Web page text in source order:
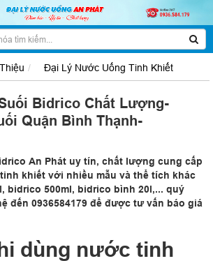
Đại Lý Nước Uống Tinh Khiết
Bidrico Chất Lượng-
Quận Bình Thạnh-
An Phát uy tín, chất lượng cung cấp
khiết với nhiều mẫu và thể tích khác
bidrico 500ml, bidrico bình 20l,... quý
đến 0936584179 để được tư vấn báo giá
dùng nước tinh